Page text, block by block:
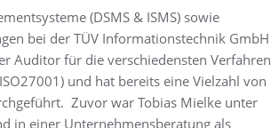
(DSMS & ISMS) sowie
bei der TÜV Informationstechnik GmbH
Auditor für die verschiedensten Verfahren
und hat bereits eine Vielzahl von
Zuvor war Tobias Mielke unter
in einer Unternehmensberatung als